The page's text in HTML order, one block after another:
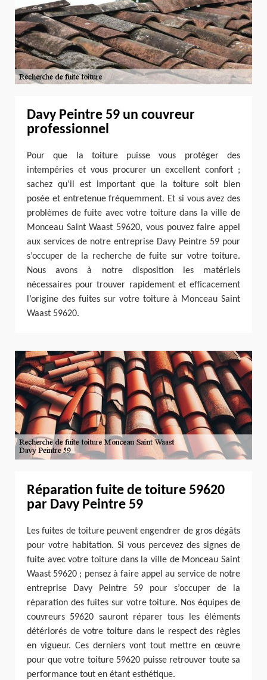
Davy Peintre 59 un couvreur
professionnel
Pour que la toiture puisse vous protéger des
intempéries et vous procurer un excellent confort ;
sachez qu’il est important que la toiture soit bien
posée et entretenue fréquemment. Et si vous avez des
problèmes de fuite avec votre toiture dans la ville de
Monceau Saint Waast 59620, vous pouvez faire appel
aux services de notre entreprise Davy Peintre 59 pour
s’occuper de la recherche de fuite sur votre toiture.
Nous avons à notre disposition les matériels
nécessaires pour trouver rapidement et efficacement
l’origine des fuites sur votre toiture à Monceau Saint
Waast 59620.
Réparation fuite de toiture 59620
par Davy Peintre 59
Les fuites de toiture peuvent engendrer de gros dégâts
pour votre habitation. Si vous percevez des signes de
fuite avec votre toiture dans la ville de Monceau Saint
Waast 59620 ; pensez à faire appel au service de notre
entreprise Davy Peintre 59 pour s’occuper de la
réparation des fuites sur votre toiture. Nos équipes de
couvreurs 59620 sauront réparer tous les éléments
détériorés de votre toiture dans le respect des règles
en vigueur. Ces derniers vont tout mettre en œuvre
pour que votre toiture 59620 puisse retrouver toute sa
performance tout en étant esthétique.